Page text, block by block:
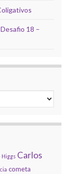
18 –
Higgs Carlos
cometa